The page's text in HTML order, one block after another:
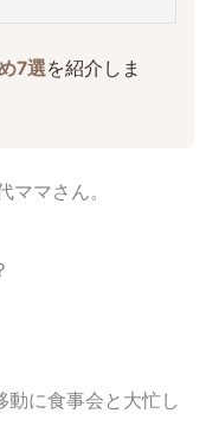
7選を紹介しま
マさん。
動に食事会と大忙し